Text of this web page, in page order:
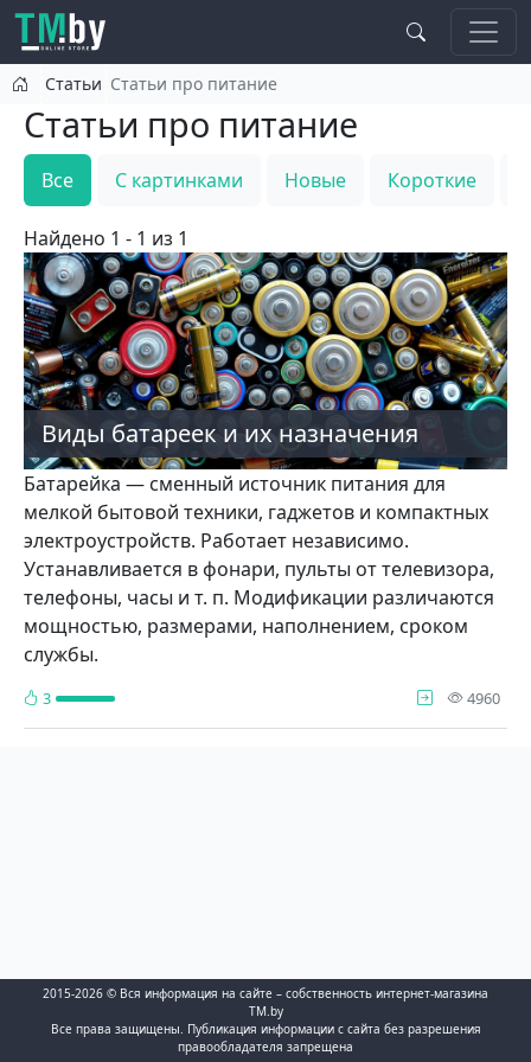
Перейти к основному содержанию
Статьи Статьи про питание
Статьи про питание
Все С картинками Новые Короткие
Найдено 1 - 1 из 1
Виды батареек и их назначения
Батарейка — сменный источник питания для
мелкой бытовой техники, гаджетов и компактных
электроустройств. Работает независимо.
Устанавливается в фонари, пульты от телевизора,
телефоны, часы и т. п. Модификации различаются
мощностью, размерами, наполнением, сроком
службы.
3 4960
2015-2026 © Вся информация на сайте – собственность интернет-магазина
TM.by
Все права защищены. Публикация информации с сайта без разрешения
правообладателя запрещена